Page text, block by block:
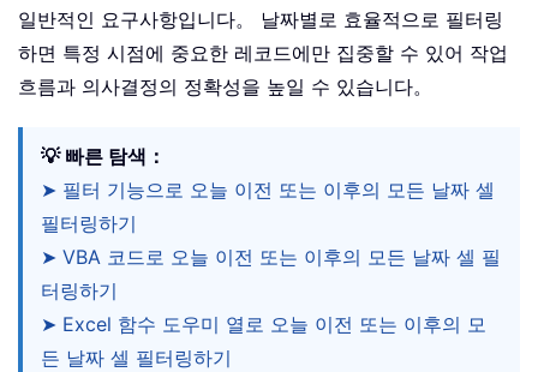
일반적인 요구사항입니다。 날짜별로 효율적으로 필터링
하면 특정 시점에 중요한 레코드에만 집중할 수 있어 작업
흐름과 의사결정의 정확성을 높일 수 있습니다。
💡 빠른 탐색：
➤ 필터 기능으로 오늘 이전 또는 이후의 모든 날짜 셀
필터링하기
➤ VBA 코드로 오늘 이전 또는 이후의 모든 날짜 셀 필
터링하기
➤ Excel 함수 도우미 열로 오늘 이전 또는 이후의 모
든 날짜 셀 필터링하기